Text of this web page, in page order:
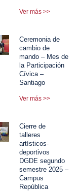
Ver más >>
Ceremonia de
cambio de
mando – Mes de
la Participación
Cívica –
Santiago
Ver más >>
Cierre de
talleres
artísticos-
deportivos
DGDE segundo
semestre 2025 –
Campus
República